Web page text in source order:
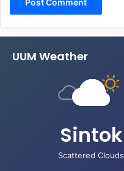
UUM Weather
Sintok
Scattered Clouds